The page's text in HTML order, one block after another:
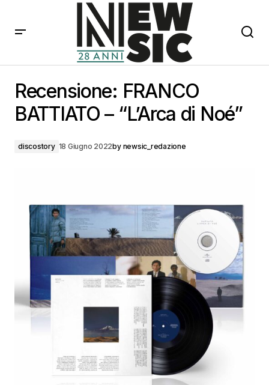
Recensione: FRANCO
BATTIATO – “L’Arca di Noé”
discostory 18 Giugno 2022by newsic_redazione